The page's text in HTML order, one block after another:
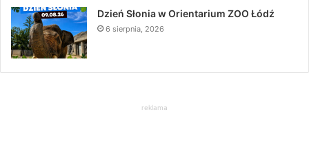
Dzień Słonia w Orientarium ZOO Łódź
6 sierpnia, 2026
reklama